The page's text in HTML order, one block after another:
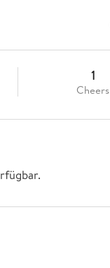
1
Cheers